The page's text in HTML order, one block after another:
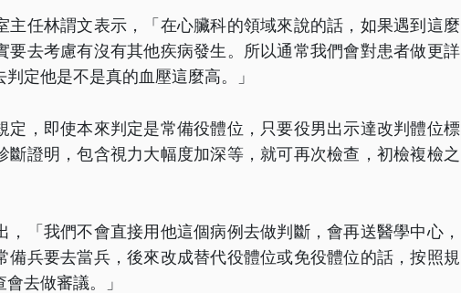
主任林謂文表示，「在心臟科的領域來說的話，如果遇到這麼
要去考慮有沒有其他疾病發生。所以通常我們會對患者做更詳
定他是不是真的血壓這麼高。」
定，即使本來判定是常備役體位，只要役男出示達改判體位標
斷證明，包含視力大幅度加深等，就可再次檢查，初檢複檢之
「我們不會直接用他這個病例去做判斷，會再送醫學中心，
備兵要去當兵，後來改成替代役體位或免役體位的話，按照規
去做審議。」